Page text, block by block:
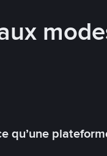
qu’une